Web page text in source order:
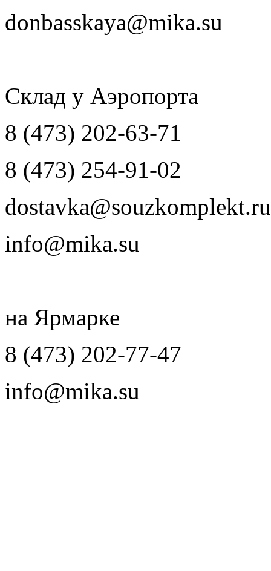
donbasskaya@mika.su
Склад у Аэропорта
8 (473) 202-63-71
8 (473) 254-91-02
dostavka@souzkomplekt.ru
info@mika.su
на Ярмарке
8 (473) 202-77-47
info@mika.su